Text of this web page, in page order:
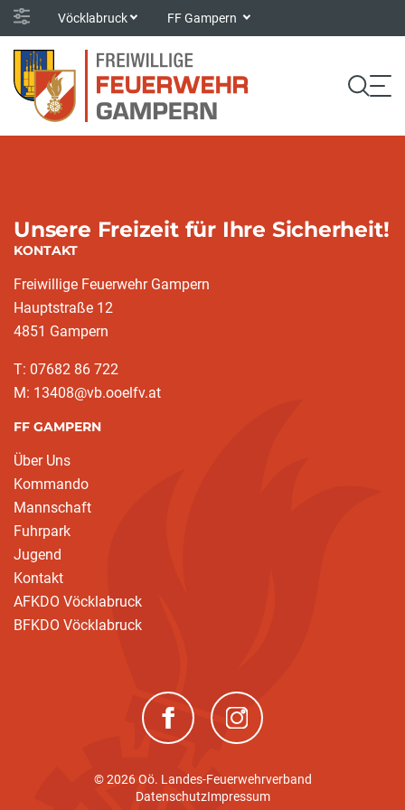
Vöcklabruck FF Gampern
Unsere Freizeit für Ihre Sicherheit!
KONTAKT
Freiwillige Feuerwehr Gampern
Hauptstraße 12
4851 Gampern
T: 07682 86 722
M: 13408@vb.ooelfv.at
FF GAMPERN
Über Uns
Kommando
Mannschaft
Fuhrpark
Jugend
Kontakt
AFKDO Vöcklabruck
BFKDO Vöcklabruck
(neues Fenster)(neues Fenster)
© 2026 Oö. Landes-Feuerwehrverband
DatenschutzImpressum